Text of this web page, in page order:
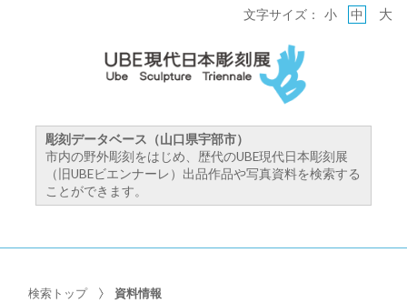
彫刻データベース（山口県宇部市）
市内の野外彫刻をはじめ、歴代のUBE現代日本彫刻展
（旧UBEビエンナーレ）出品作品や写真資料を検索する
ことができます。
文字サイズ： 小 中 大
検索トップ 資料情報